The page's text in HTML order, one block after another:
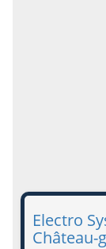
Electro
Château-